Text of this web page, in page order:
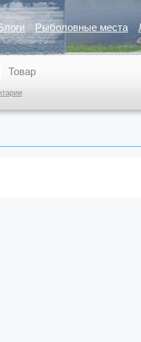
Рыболовные места
Товар